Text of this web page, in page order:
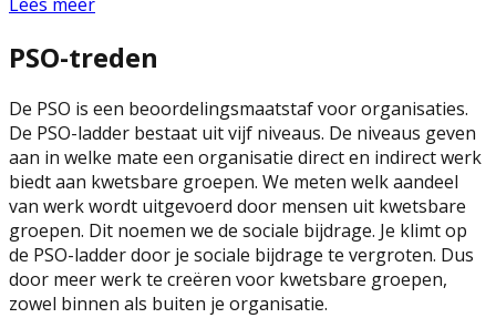
PSO-treden
De PSO is een beoordelingsmaatstaf voor organisaties.
De PSO-ladder bestaat uit vijf niveaus. De niveaus geven
aan in welke mate een organisatie direct en indirect werk
biedt aan kwetsbare groepen. We meten welk aandeel
van werk wordt uitgevoerd door mensen uit kwetsbare
groepen. Dit noemen we de sociale bijdrage. Je klimt op
de PSO-ladder door je sociale bijdrage te vergroten. Dus
door meer werk te creëren voor kwetsbare groepen,
zowel binnen als buiten je organisatie.